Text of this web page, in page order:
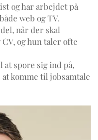
og har arbejdet på
web og TV.
når der skal
og hun taler ofte
spore sig ind på,
komme til jobsamtale